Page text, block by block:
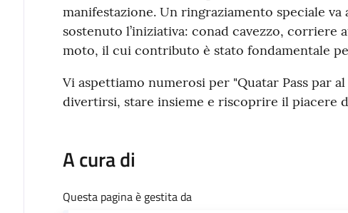
manifestazione. Un ringraziamento speciale va
sostenuto l’iniziativa: conad cavezzo,
moto, il cui contributo è stato fondamentale
Vi aspettiamo numerosi per "Quatar Pass par al
divertirsi, stare insieme e riscoprire il piacere
A cura di
Questa pagina è gestita da